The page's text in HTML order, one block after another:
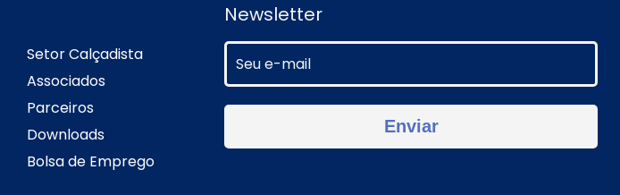
Setor Calçadista
Associados
Parceiros
Downloads
Bolsa de Emprego
Newsletter